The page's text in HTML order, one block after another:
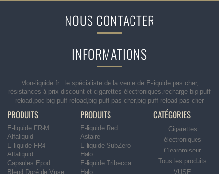
NOUS CONTACTER
INFORMATIONS
Mon-liquide.fr : le spécialiste de la vente de E-liquide pas cher,
résistances à prix discount et cigarettes électroniques.recharge big puff
reload,pod big puff reload,big puff pas cher,big puff reload pas cher
PRODUITS
E-liquide FR-M
Alfaliquid
E-liquide FR4
Alfaliquid
Capsules Epod
Blend Doré de Vuse
PRODUITS
E-liquide Red
Astaire
E-liquide SubZero
Halo
E-liquide Tribecca
Halo
CATÉGORIES
Cigarettes
électroniques
Clearomiseur
Tous les produits
VUSE